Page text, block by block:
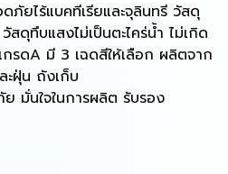
ภัยไร้แบคทีเรียและจุลินทรี วัสดุ
วัสดุทึบแสงไม่เป็นตะไคร่น้ำ ไม่เกิด
รดA มี 3 เฉดสีให้เลือก ผลิตจาก
ะฝุ่น ถังเก็บ
มั่นใจในการผลิต รับรอง